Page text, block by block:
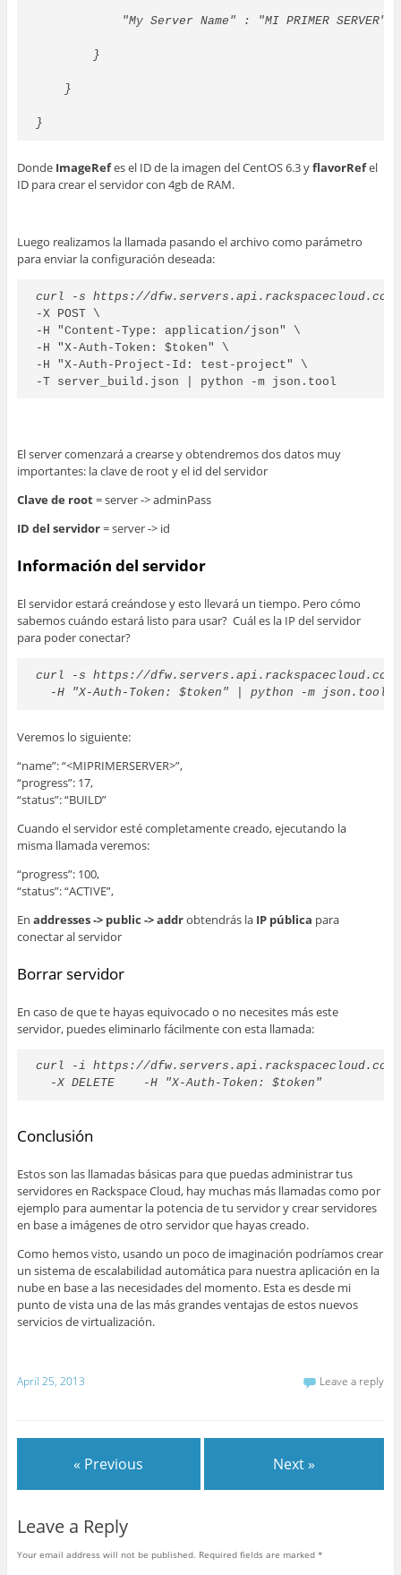
"My Server Name" : "MI PRIMER SERVER"
}
}
}
Donde ImageRefes el ID de la imagen del CentOS 6.3 yflavorRefel
ID para crear el servidor con 4gb de RAM.
Luego realizamos la llamada pasando el archivo como parámetro
para enviar la configuración deseada:
curl -s https://
-X POST \
-H "Content-Type: application/json" \
-H "X-Auth-Token: $token" \
-H "X-Auth-Project-Id: test-project" \
-T server_build.json | python -m json.tool
El server comenzará a crearse y obtendremos dos datos muy
importantes: la clave de root y el id del servidor
Clave de root= server -> adminPass
ID del servidor= server -> id
Información del servidor
El servidor estará creándose y esto llevará un tiempo. Pero cómo
sabemos cuándo estará listo para usar? Cuál es la IP del servidor
para poder conectar?
curl -s https://
-H "X-Auth-Token: $token" | python -m json.tool
Veremos lo siguiente:
“name”: “<MIPRIMERSERVER>”,
“progress”: 17,
“status”: “BUILD”
Cuando el servidor esté completamente creado, ejecutando la
misma llamada veremos:
“progress”: 100,
“status”: “ACTIVE”,
En addresses -> public -> addrobtendrás la IP pública para
conectar al servidor
Borrar servidor
En caso de que te hayas equivocado o no necesites más este
servidor, puedes eliminarlo fácilmente con esta llamada:
curl -i https://
-X DELETE    -H "X-Auth-Token: $token"
Conclusión
Estos son las llamadas básicas para que puedas administrar tus
servidores en Rackspace Cloud, hay muchas más llamadas como por
ejemplo para aumentar la potencia de tu servidor y crear servidores
en base a imágenes de otro servidor que hayas creado.
Como hemos visto, usando un poco de imaginación podríamos crear
un sistema de escalabilidad automática para nuestra aplicación en la
nube en base a las necesidades del momento. Esta es desde mi
punto de vista una de las más grandes ventajas de estos nuevos
servicios de virtualización.
April 25, 2013 Leave a reply
« Previous Next »
Leave a Reply
Your email address will not be published. Required fields are marked *